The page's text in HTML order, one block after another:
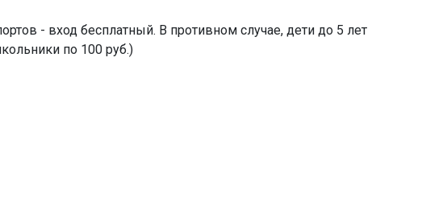
- вход бесплатный. В противном случае, дети до 5 лет
по 100 руб.)